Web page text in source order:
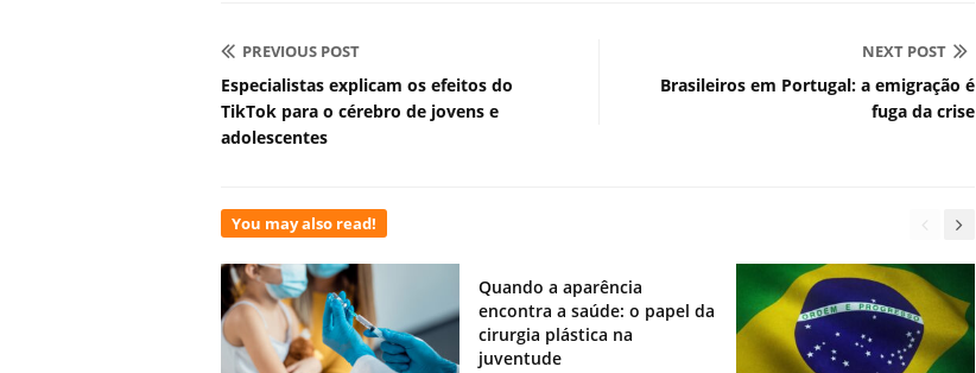
PREVIOUS POST
Especialistas explicam os efeitos do
TikTok para o cérebro de jovens e
adolescentes
NEXT POST
Brasileiros em Portugal: a emigração é
fuga da crise
You may also read!
Quando a aparência
encontra a saúde: o papel da
cirurgia plástica na
juventude